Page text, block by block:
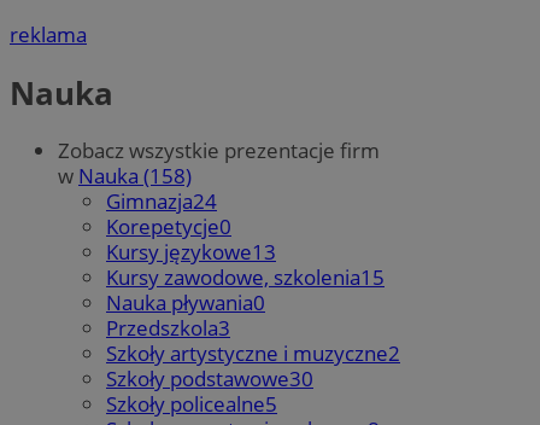
reklama
Nauka
Zobacz wszystkie prezentacje firm
w Nauka (158)
Gimnazja24
Korepetycje0
Kursy językowe13
Kursy zawodowe, szkolenia15
Nauka pływania0
Przedszkola3
Szkoły artystyczne i muzyczne2
Szkoły podstawowe30
Szkoły policealne5